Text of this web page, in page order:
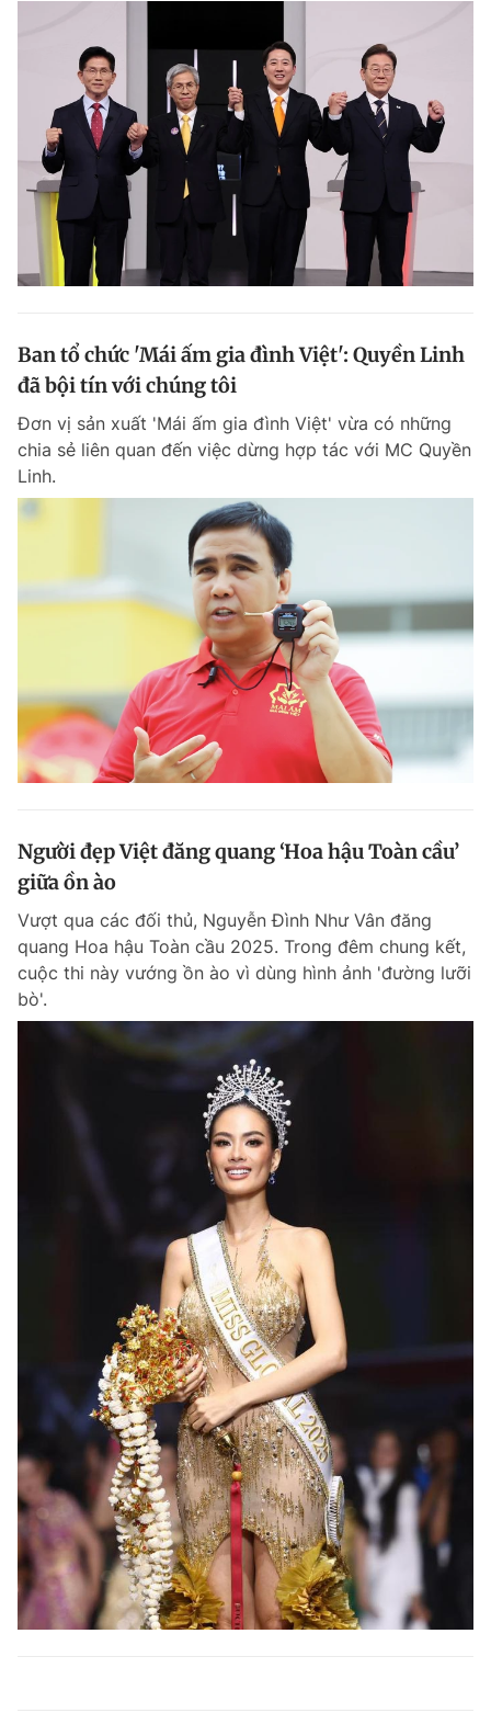
Ban tổ chức 'Mái ấm gia đình Việt': Quyền Linh
đã bội tín với chúng tôi
Đơn vị sản xuất 'Mái ấm gia đình Việt' vừa có những
chia sẻ liên quan đến việc dừng hợp tác với MC Quyền
Linh.
Người đẹp Việt đăng quang ‘Hoa hậu Toàn cầu’
giữa ồn ào
Vượt qua các đối thủ, Nguyễn Đình Như Vân đăng
quang Hoa hậu Toàn cầu 2025. Trong đêm chung kết,
cuộc thi này vướng ồn ào vì dùng hình ảnh 'đường lưỡi
bò'.